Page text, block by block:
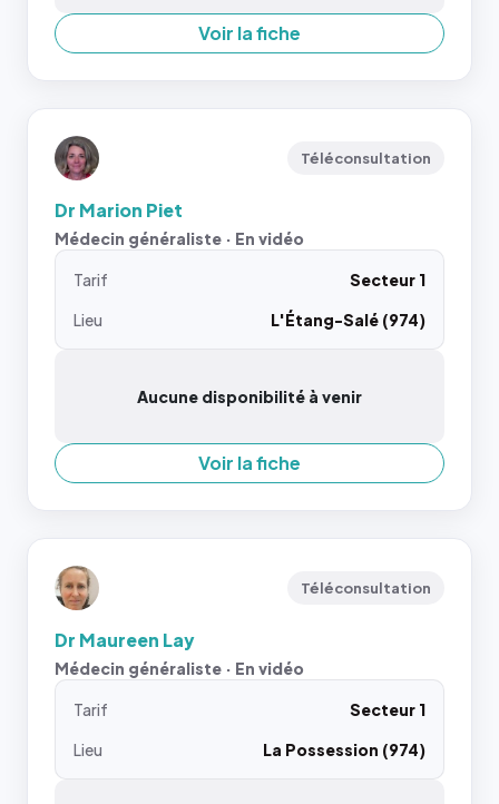
Voir la fiche
Téléconsultation
Dr Marion Piet
Médecin généraliste · En vidéo
Tarif
Secteur 1
Lieu
L'Étang-Salé (974)
Aucune disponibilité à venir
Voir la fiche
Téléconsultation
Dr Maureen Lay
Médecin généraliste · En vidéo
Tarif
Secteur 1
Lieu
La Possession (974)